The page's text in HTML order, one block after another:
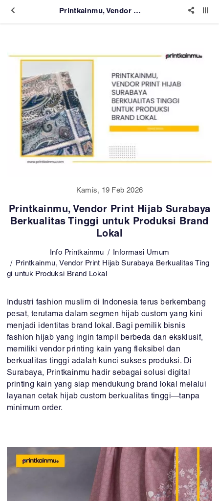
Printkainmu, Vendor Print Hijab Surabaya Berkualitas Tinggi untuk Produksi Brand Lokal
Kamis, 19 Feb 2026
Printkainmu, Vendor Print Hijab Surabaya
Berkualitas Tinggi untuk Produksi Brand
Lokal
Info Printkainmu
Informasi Umum
Printkainmu, Vendor Print Hijab Surabaya Berkualitas Ting
gi untuk Produksi Brand Lokal
Industri fashion muslim di Indonesia terus berkembang
pesat, terutama dalam segmen hijab custom yang kini
menjadi identitas brand lokal. Bagi pemilik bisnis
fashion hijab yang ingin tampil berbeda dan eksklusif,
memiliki vendor printing kain yang fleksibel dan
berkualitas tinggi adalah kunci sukses produksi. Di
Surabaya, Printkainmu hadir sebagai solusi digital
printing kain yang siap mendukung brand lokal melalui
layanan cetak hijab custom berkualitas tinggi—tanpa
minimum order.